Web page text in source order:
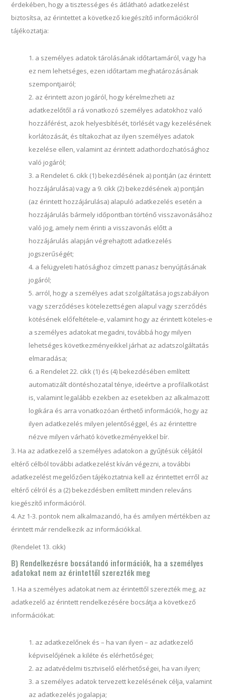
érdekében, hogy a tisztességes és átlátható adatkezelést
biztosítsa, az érintettet a következő kiegészítő információkról
tájékoztatja:
a személyes adatok tárolásának időtartamáról, vagy ha
ez nem lehetséges, ezen időtartam meghatározásának
szempontjairól;
az érintett azon jogáról, hogy kérelmezheti az
adatkezelőtől a rá vonatkozó személyes adatokhoz való
hozzáférést, azok helyesbítését, törlését vagy kezelésének
korlátozását, és tiltakozhat az ilyen személyes adatok
kezelése ellen, valamint az érintett adathordozhatósághoz
való jogáról;
a Rendelet 6. cikk (1) bekezdésének a) pontján (az érintett
hozzájárulása) vagy a 9. cikk (2) bekezdésének a) pontján
(az érintett hozzájárulása) alapuló adatkezelés esetén a
hozzájárulás bármely időpontban történő visszavonásához
való jog, amely nem érinti a visszavonás előtt a
hozzájárulás alapján végrehajtott adatkezelés
jogszerűségét;
a felügyeleti hatósághoz címzett panasz benyújtásának
jogáról;
arról, hogy a személyes adat szolgáltatása jogszabályon
vagy szerződéses kötelezettségen alapul vagy szerződés
kötésének előfeltétele-e, valamint hogy az érintett köteles-e
a személyes adatokat megadni, továbbá hogy milyen
lehetséges következményeikkel járhat az adatszolgáltatás
elmaradása;
a Rendelet 22. cikk (1) és (4) bekezdésében említett
automatizált döntéshozatal ténye, ideértve a profilalkotást
is, valamint legalább ezekben az esetekben az alkalmazott
logikára és arra vonatkozóan érthető információk, hogy az
ilyen adatkezelés milyen jelentőséggel, és az érintettre
nézve milyen várható következményekkel bír.
Ha az adatkezelő a személyes adatokon a gyűjtésük céljától
eltérő célból további adatkezelést kíván végezni, a további
adatkezelést megelőzően tájékoztatnia kell az érintettet erről az
eltérő célról és a (2) bekezdésben említett minden releváns
kiegészítő információról.
Az 1-3. pontok nem alkalmazandó, ha és amilyen mértékben az
érintett már rendelkezik az információkkal.
(Rendelet 13. cikk)
B) Rendelkezésre bocsátandó információk, ha a személyes
adatokat nem az érintettől szerezték meg
Ha a személyes adatokat nem az érintettől szerezték meg, az
adatkezelő az érintett rendelkezésére bocsátja a következő
információkat:
az adatkezelőnek és – ha van ilyen – az adatkezelő
képviselőjének a kiléte és elérhetőségei;
az adatvédelmi tisztviselő elérhetőségei, ha van ilyen;
a személyes adatok tervezett kezelésének célja, valamint
az adatkezelés jogalapja;